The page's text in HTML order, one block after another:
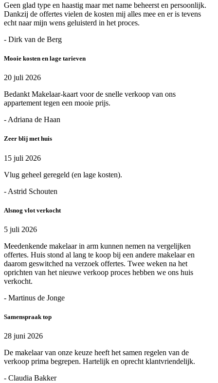
Geen glad type en haastig maar met name beheerst en persoonlijk.
Dankzij de offertes vielen de kosten mij alles mee en er is tevens
echt naar mijn wens geluisterd in het proces.
- Dirk van de Berg
Mooie kosten en lage tarieven
20 juli 2026
Bedankt Makelaar-kaart voor de snelle verkoop van ons
appartement tegen een mooie prijs.
- Adriana de Haan
Zeer blij met huis
15 juli 2026
Vlug geheel geregeld (en lage kosten).
- Astrid Schouten
Alsnog vlot verkocht
5 juli 2026
Meedenkende makelaar in arm kunnen nemen na vergelijken
offertes. Huis stond al lang te koop bij een andere makelaar en
daarom geswitched na verzoek offertes. Twee weken na het
oprichten van het nieuwe verkoop proces hebben we ons huis
verkocht.
- Martinus de Jonge
Samenspraak top
28 juni 2026
De makelaar van onze keuze heeft het samen regelen van de
verkoop prima begrepen. Hartelijk en oprecht klantvriendelijk.
- Claudia Bakker